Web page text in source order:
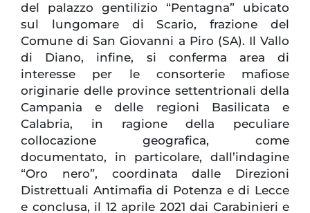
del palazzo gentilizio “Pentagna” ubicato
sul lungomare di Scario, frazione del
Comune di San Giovanni a Piro (SA). Il Vallo
di Diano, infine, si conferma area di
interesse per le consorterie mafiose
originarie delle province settentrionali della
Campania e delle regioni Basilicata e
Calabria, in ragione della peculiare
collocazione geografica, come
documentato, in particolare, dall’indagine
“Oro nero”, coordinata dalle Direzioni
Distrettuali Antimafia di Potenza e di Lecce
e conclusa, il 12 aprile 2021 dai Carabinieri e